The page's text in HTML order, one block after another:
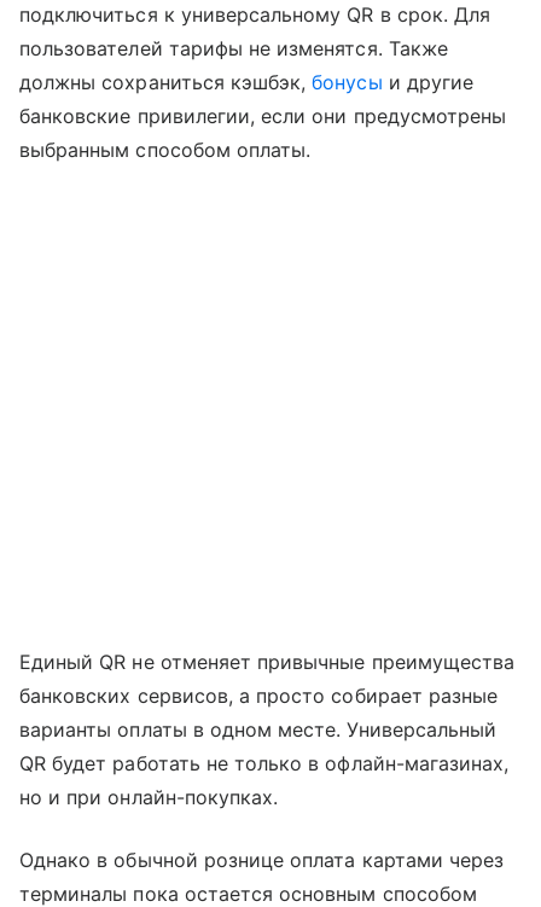
подключиться к универсальному QR в срок. Для
пользователей тарифы не изменятся. Также
должны сохраниться кэшбэк,бонусы и другие
банковские привилегии, если они предусмотрены
выбранным способом оплаты.
Единый QR не отменяет привычные преимущества
банковских сервисов, а просто собирает разные
варианты оплаты в одном месте. Универсальный
QR будет работать не только в офлайн-магазинах,
но и при онлайн-покупках.
Однако в обычной рознице оплата картами через
терминалы пока остается основным способом